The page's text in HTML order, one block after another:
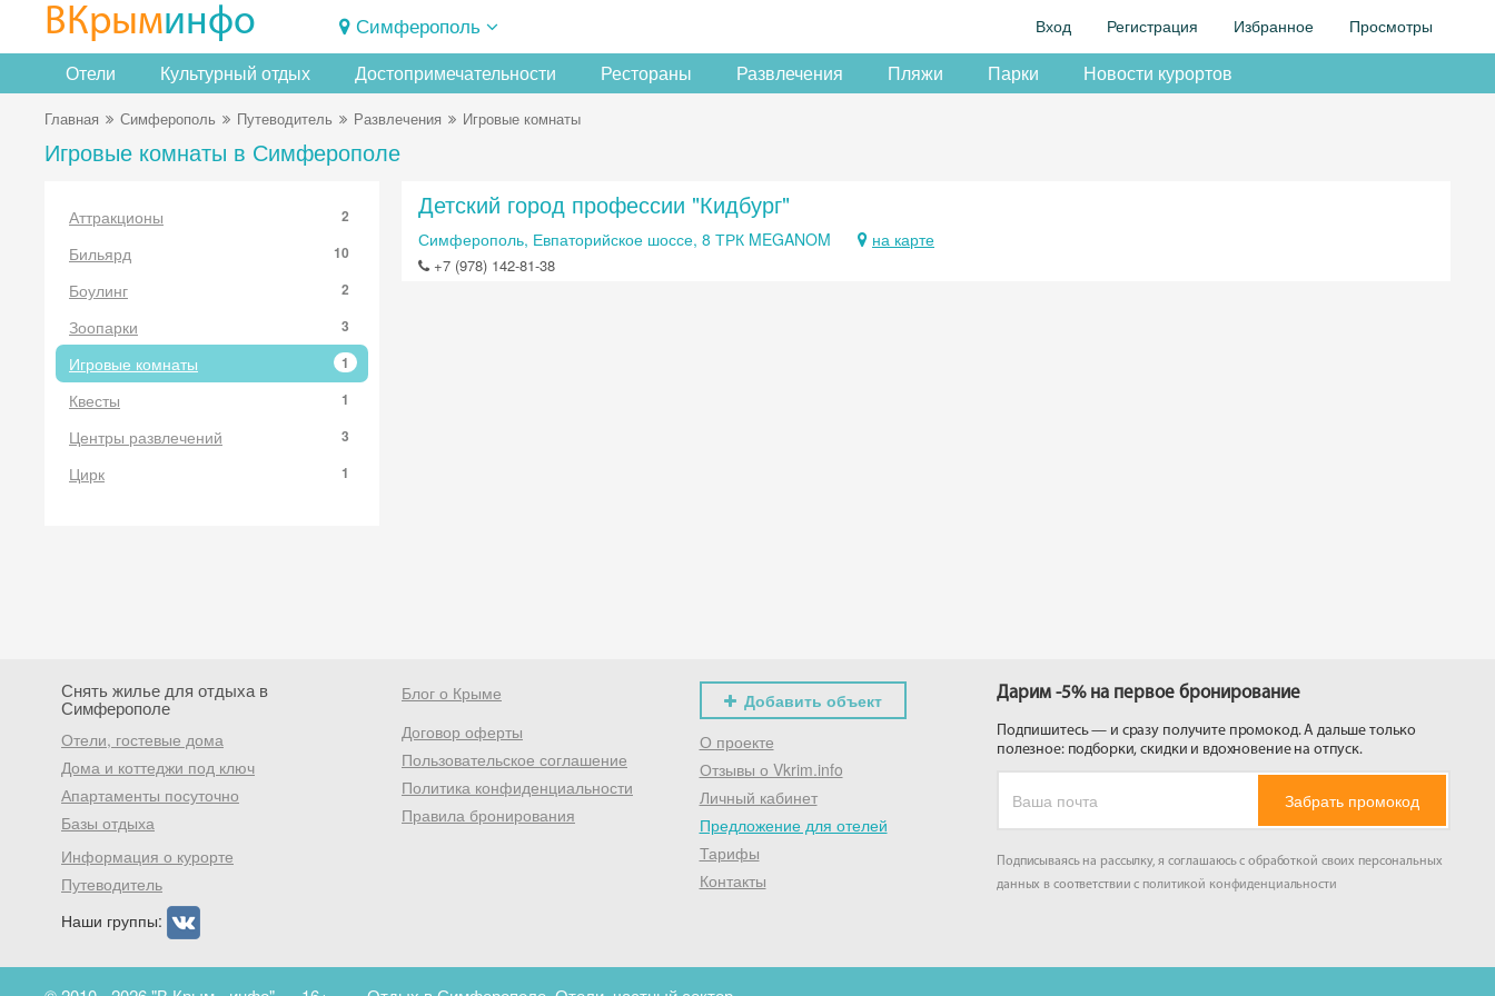
ВКрыминфо Симферополь Вход Регистрация Избранное Просмотры
Отели Культурный отдых Достопримечательности Рестораны Развлечения Пляжи Парки Новости курортов
Главная Симферополь Путеводитель Развлечения Игровые комнаты
Игровые комнаты в Симферополе
Аттракционы 2
Бильярд 10
Боулинг 2
Зоопарки 3
Игровые комнаты 1
Квесты 1
Центры развлечений 3
Цирк 1
Детский город профессии "Кидбург"
Симферополь, Евпаторийское шоссе, 8 ТРК MEGANOM на карте
+7 (978) 142-81-38
Снять жилье для отдыха в
Симферополе
Отели, гостевые дома
Дома и коттеджи под ключ
Апартаменты посуточно
Базы отдыха
Информация о курорте
Путеводитель
Наши группы:
Блог о Крыме
Договор оферты
Пользовательское соглашение
Политика конфиденциальности
Правила бронирования
Добавить объект
О проекте
Отзывы о Vkrim.info
Личный кабинет
Предложение для отелей
Тарифы
Контакты
Дарим -5% на первое бронирование
Подпишитесь — и сразу получите промокод. А дальше только
полезное: подборки, скидки и вдохновение на отпуск.
Забрать промокод
Подписываясь на рассылку, я соглашаюсь с обработкой своих персональных
данных в соответствии с политикой конфиденциальности